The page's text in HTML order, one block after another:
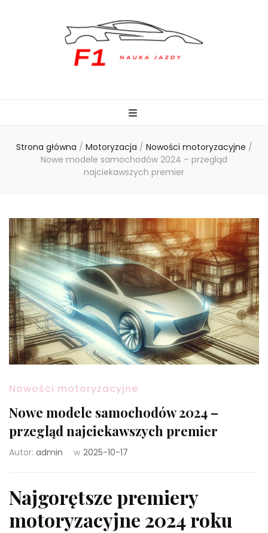
Strona główna / Motoryzacja / Nowości motoryzacyjne /
Nowe modele samochodów 2024 – przegląd
najciekawszych premier
Nowości motoryzacyjne
Nowe modele samochodów 2024 –
przegląd najciekawszych premier
Autor: admin w 2025-10-17
Najgorętsze premiery
motoryzacyjne 2024 roku